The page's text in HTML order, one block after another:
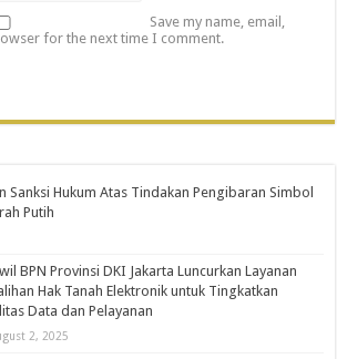
Save my name, email,
for the next time I comment.
Sanksi Hukum Atas Tindakan Pengibaran Simbol
Putih
BPN Provinsi DKI Jakarta Luncurkan Layanan
Hak Tanah Elektronik untuk Tingkatkan
Data dan Pelayanan
2, 2025